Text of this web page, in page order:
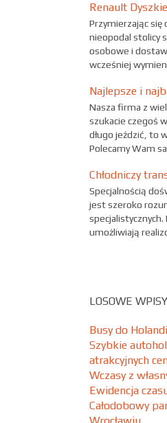
Renault
Przymierzając się
nieopodal stolicy
osobowe i
wcześniej
Najlepsze i
Nasza firma z
szukacie czegoś
długo jeździć, to
Polecamy Wam
Chłodniczy
Specjalnością
jest szeroko
umożliwiają
LOSOWE
Busy do
Szybkie
atrakcyjnych
Wczasy z
Ewidencja
Całodobowy